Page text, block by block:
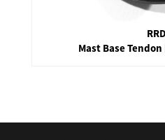
RRD
Mast Base